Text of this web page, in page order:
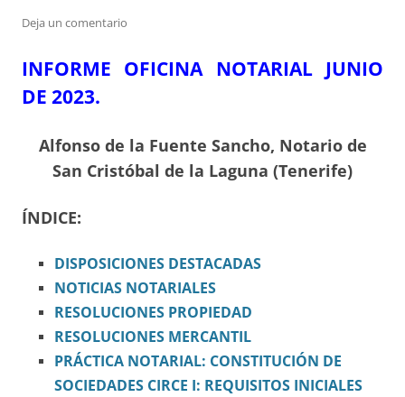
Deja un comentario
INFORME OFICINA NOTARIAL JUNIO
DE 2023.
Alfonso de la Fuente Sancho, Notario de
San Cristóbal de la Laguna (Tenerife)
ÍNDICE:
DISPOSICIONES DESTACADAS
NOTICIAS NOTARIALES
RESOLUCIONES PROPIEDAD
RESOLUCIONES MERCANTIL
PRÁCTICA NOTARIAL: CONSTITUCIÓN DE
SOCIEDADES CIRCE I: REQUISITOS INICIALES